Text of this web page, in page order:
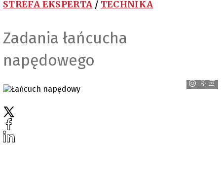
STREFA EKSPERTA / TECHNIKA
Zadania łańcucha
napędowego
R
K
J
a
p
a n